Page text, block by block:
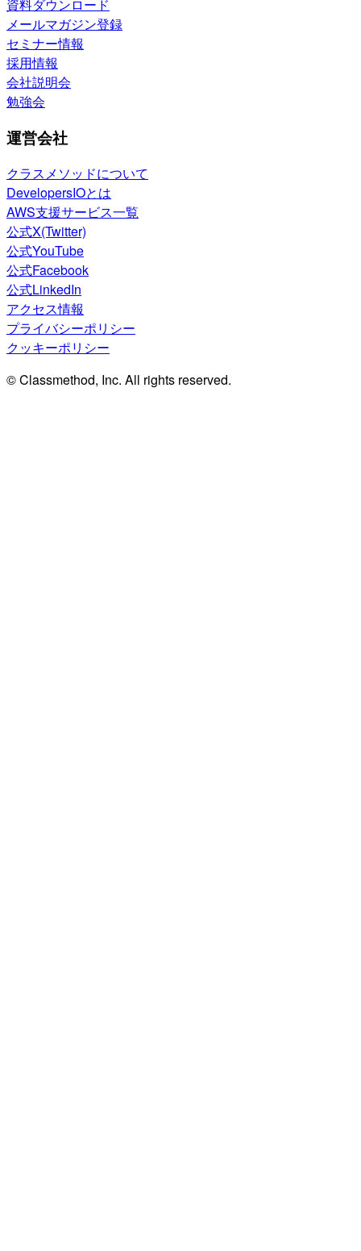
資料ダウンロード
メールマガジン登録
セミナー情報
採用情報
会社説明会
勉強会
運営会社
クラスメソッドについて
DevelopersIOとは
AWS支援サービス一覧
公式X(Twitter)
公式YouTube
公式Facebook
公式LinkedIn
アクセス情報
プライバシーポリシー
クッキーポリシー
© Classmethod, Inc. All rights reserved.